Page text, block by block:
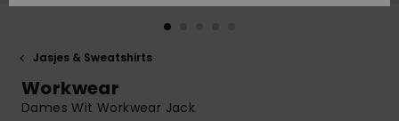
Gesprek
de meest
VERLANGLIJST
Jasjes & Sweatshirts
Workwear
Dames Wit Workwear Jack